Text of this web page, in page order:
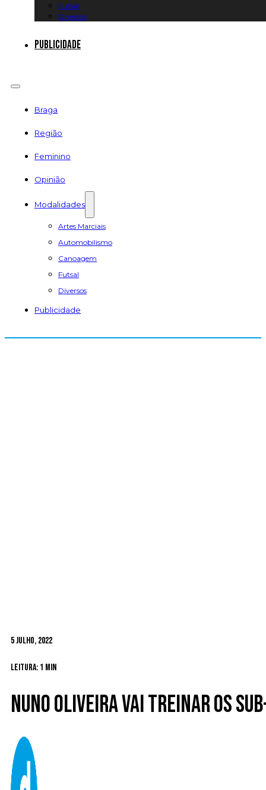
Futsal
Diversos
Publicidade
Braga
Região
Feminino
Opinião
Modalidades
Artes Marciais
Automobilismo
Canoagem
Futsal
Diversos
Publicidade
5 Julho, 2022
Leitura: 1 min
Nuno Oliveira vai treinar os